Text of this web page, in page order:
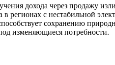
дохода через продажу
регионах с нестабильной
сохранению
изменяющиеся потребности.